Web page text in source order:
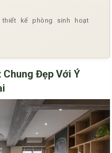
kế phòng sinh hoạt
Chung Đẹp Với Ý